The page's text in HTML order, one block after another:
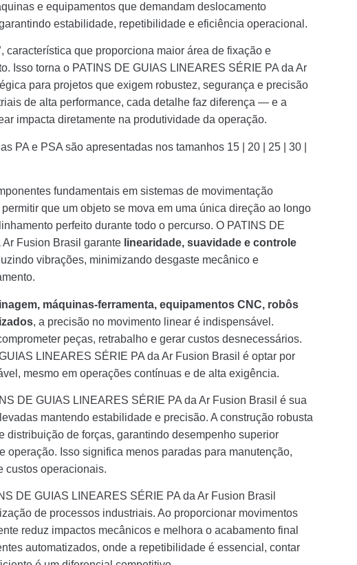
e equipamentos que demandam deslocamento
estabilidade, repetibilidade e eficiência operacional.
, característica que proporciona maior área de fixação e
Isso torna o PATINS DE GUIAS LINEARES SÉRIE PA da Ar
para projetos que exigem robustez, segurança e precisão
de alta performance, cada detalhe faz diferença — e a
impacta diretamente na produtividade da operação.
PA e PSA são apresentadas nos tamanhos 15 | 20 | 25 | 30 |
fundamentais em sistemas de movimentação
que um objeto se mova em uma única direção ao longo
perfeito durante todo o percurso. O PATINS DE
Fusion Brasil garante linearidade, suavidade e controle
vibrações, minimizando desgaste mecânico e
máquinas-ferramenta, equipamentos CNC, robôs
, a precisão no movimento linear é indispensável.
peças, retrabalho e gerar custos desnecessários.
LINEARES SÉRIE PA da Ar Fusion Brasil é optar por
mesmo em operações contínuas e de alta exigência.
DE GUIAS LINEARES SÉRIE PA da Ar Fusion Brasil é sua
mantendo estabilidade e precisão. A construção robusta
distribuição de forças, garantindo desempenho superior
operação. Isso significa menos paradas para manutenção,
custos operacionais.
DE GUIAS LINEARES SÉRIE PA da Ar Fusion Brasil
de processos industriais. Ao proporcionar movimentos
reduz impactos mecânicos e melhora o acabamento final
automatizados, onde a repetibilidade é essencial, contar